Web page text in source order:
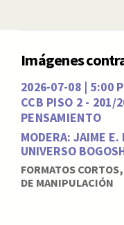
Imágenes
2026-07-08 | 5:00
CCB PISO 2 - 201/
PENSAMIENTO
MODERA: JAIME
UNIVERSO
FORMATOS
DE MANIPULACIÓN